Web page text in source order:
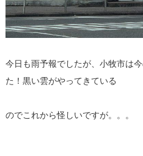
今日も雨予報でしたが、小牧市は
た！黒い雲がやってきている
のでこれから怪しいですが。。。